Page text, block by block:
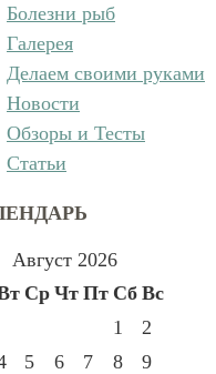
Болезни рыб
Галерея
Делаем своими руками
Новости
Обзоры и Тесты
Статьи
Август 2026
Ср Чт Пт Сб Вс
1
2
5 6 7 8
9